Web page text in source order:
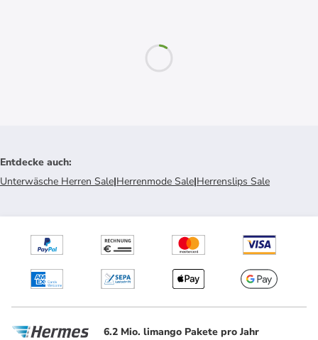
Entdecke auch:
Unterwäsche Herren Sale|Herrenmode Sale|Herrenslips Sale
6.2 Mio. limango Pakete pro Jahr